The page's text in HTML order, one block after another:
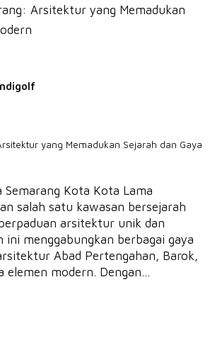
yang Memadukan Sejarah dan Gaya
Kota Kota Lama
salah satu kawasan bersejarah
arsitektur unik dan
ini menggabungkan berbagai gaya
Abad Pertengahan, Barok,
elemen modern. Dengan...